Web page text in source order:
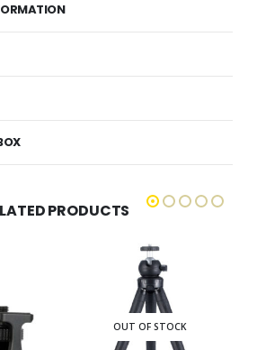
PRODUCTS
OUT OF STOCK